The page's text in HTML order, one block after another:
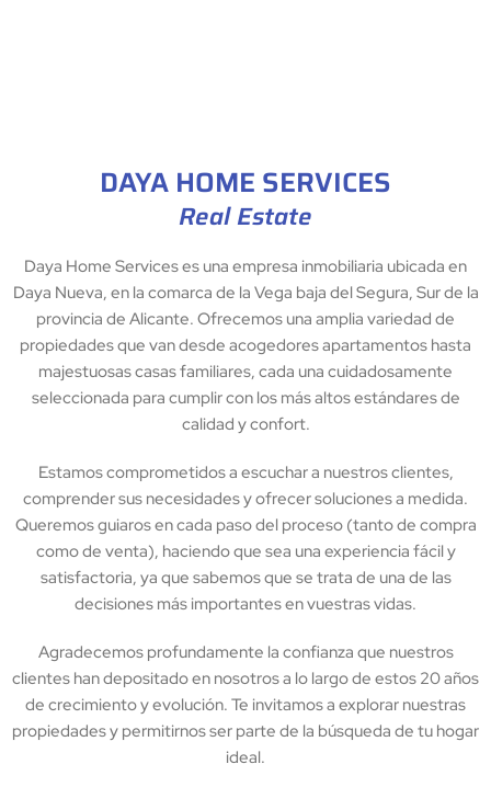
DAYA HOME SERVICES
Daya Home Services es una empresa inmobiliaria ubicada en
Daya Nueva, en la comarca de la Vega baja del Segura, Sur de la
provincia de Alicante. Ofrecemos una amplia variedad de
propiedades que van desde acogedores apartamentos hasta
majestuosas casas familiares, cada una cuidadosamente
seleccionada para cumplir con los más altos estándares de
calidad y confort.
Estamos comprometidos a escuchar a nuestros clientes,
comprender sus necesidades y ofrecer soluciones a medida.
Queremos guiaros en cada paso del proceso (tanto de compra
como de venta), haciendo que sea una experiencia fácil y
satisfactoria, ya que sabemos que se trata de una de las
decisiones más importantes en vuestras vidas.
Agradecemos profundamente la confianza que nuestros
clientes han depositado en nosotros a lo largo de estos 20 años
de crecimiento y evolución. Te invitamos a explorar nuestras
propiedades y permitirnos ser parte de la búsqueda de tu hogar
ideal.